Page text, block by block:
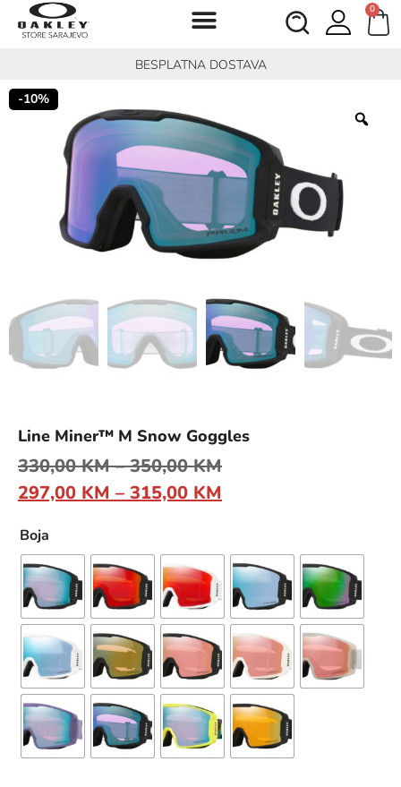
0
BESPLATNA DOSTAVA
-10%
Line Miner™ M Snow Goggles
330,00KM – 350,00KM
297,00 KM – 315,00 KM
Boja